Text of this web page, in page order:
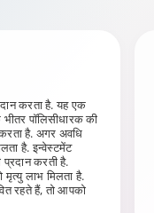
करता है. यह एक
पॉलिसीधारक की
है. अगर अवधि
है. इन्वेस्टमेंट
करती है.
मृत्यु लाभ मिलता है.
रहते हैं, तो आपको